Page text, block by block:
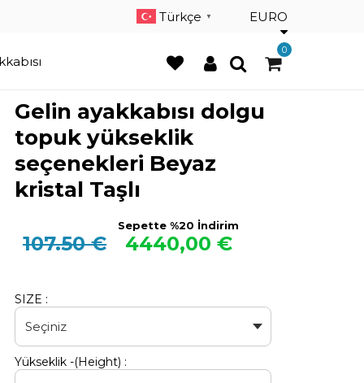
EURO
Türkçe ▼
0
Gelin ayakkabısı dolgu
topuk yükseklik
seçenekleri Beyaz
kristal Taşlı
107.50 €
Sepette %20 İndirim
4440,00 €
SIZE :
Yükseklik -(Height) :